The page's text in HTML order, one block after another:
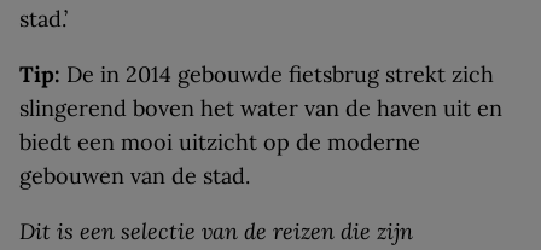
stad.’
Tip: De in 2014 gebouwde fietsbrug strekt zich
slingerend boven het water van de haven uit en
biedt een mooi uitzicht op de moderne
gebouwen van de stad.
Dit is een selectie van de reizen die zijn